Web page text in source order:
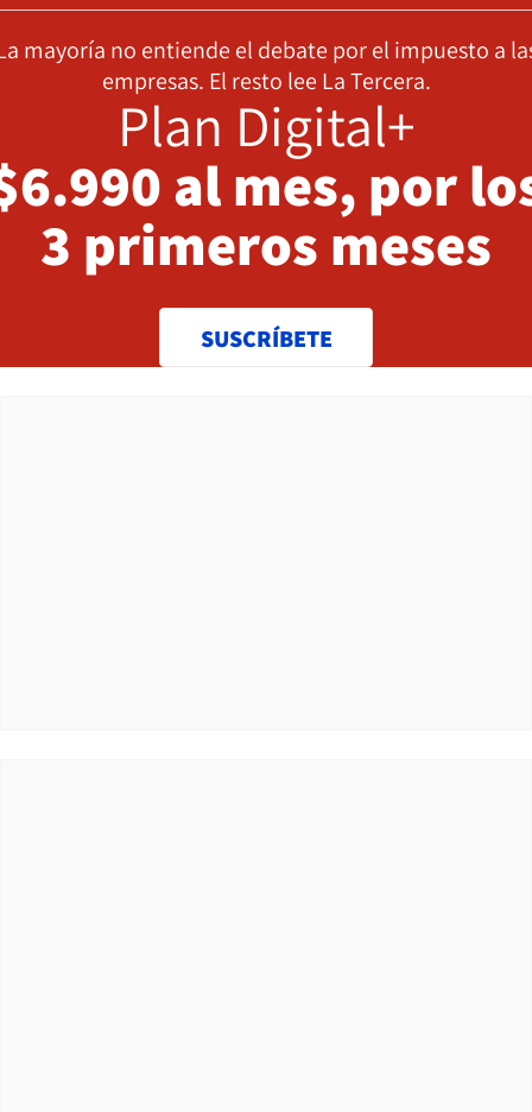
mayoría no entiende el debate por el impuesto a
empresas. El resto lee La Tercera.
Plan Digital+
al mes, por
3 primeros meses
SUSCRÍBETE